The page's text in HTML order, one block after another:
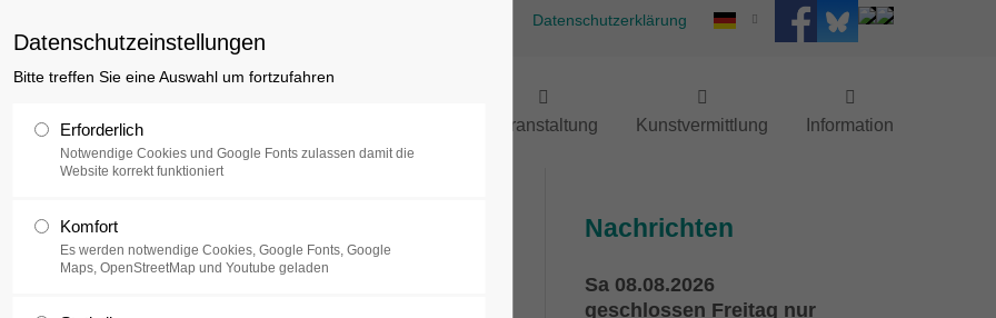
Datenschutzerklärung
Veranstaltung Kunstvermittlung Information
- eins und eins ist drei
im Rahmen des 37. Kasseler Dokumentar- und Videofestes
Nachrichten
Sa 08.08.2026
geschlossen Freitag nur
Datenschutzeinstellungen
Bitte treffen Sie eine Auswahl um fortzufahren
Erforderlich
Notwendige Cookies und Google Fonts zulassen damit die
Website korrekt funktioniert
Komfort
Es werden notwendige Cookies, Google Fonts, Google
Maps, OpenStreetMap und Youtube geladen